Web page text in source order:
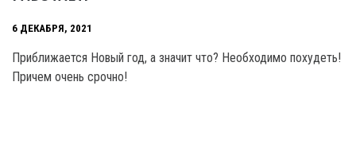
6 ДЕКАБРЯ, 2021
Приближается Новый год, а значит что? Необходимо похудеть!
Причем очень срочно!